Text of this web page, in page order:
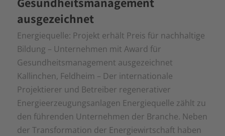
ausgezeichnet
Energiequelle: Projekt erhält Preis für nachhaltige
Bildung – Unternehmen mit Award für
Gesundheitsmanagement ausgezeichnet
Kallinchen, Feldheim – Der internationale
Projektierer und Betreiber regenerativer
Energieerzeugungsanlagen Energiequelle zählt zu
den führenden Unternehmen der Branche. Neben
der Transformation der Energiewirtschaft haben